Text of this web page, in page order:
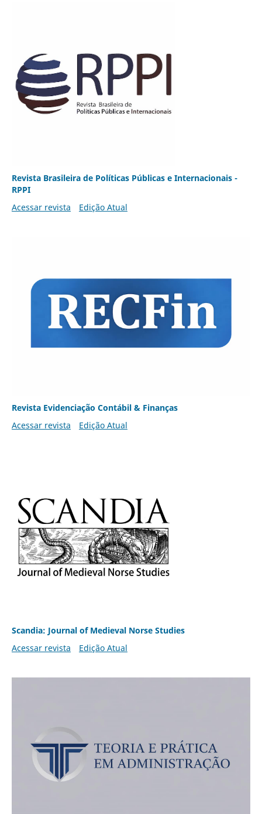
Revista Brasileira de Políticas Públicas e Internacionais -
RPPI
Acessar revista
Edição Atual
Revista Evidenciação Contábil & Finanças
Acessar revista
Edição Atual
Scandia: Journal of Medieval Norse Studies
Acessar revista
Edição Atual